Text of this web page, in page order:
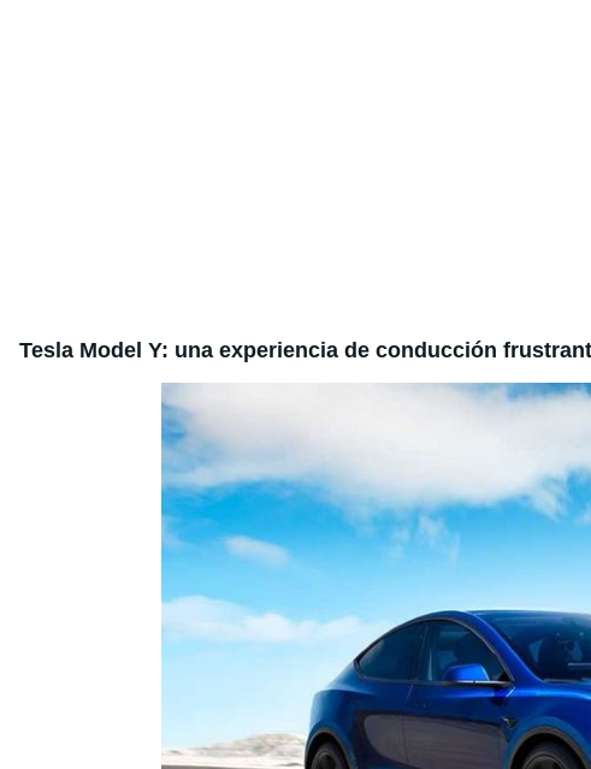
Tesla Model Y: una experiencia de conducción